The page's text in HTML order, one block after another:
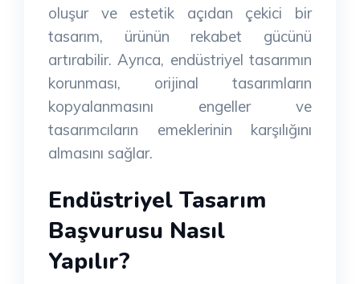
oluşur ve estetik açıdan çekici bir
tasarım, ürünün rekabet gücünü
artırabilir. Ayrıca, endüstriyel tasarımın
korunması, orijinal tasarımların
kopyalanmasını engeller ve
tasarımcıların emeklerinin karşılığını
almasını sağlar.
Endüstriyel Tasarım
Başvurusu Nasıl
Yapılır?